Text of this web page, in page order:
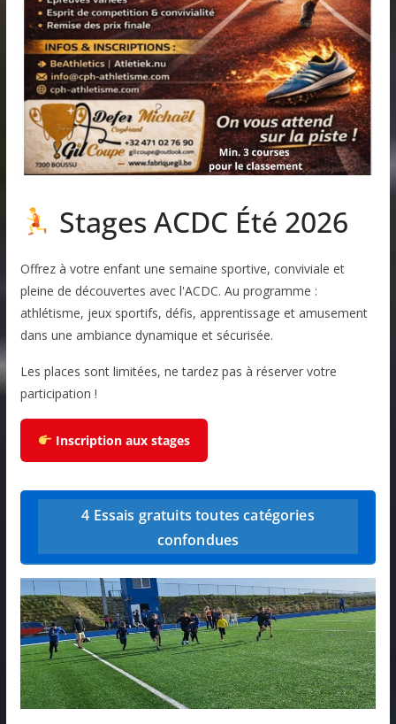
Stages ACDC Été 2026
Offrez à votre enfant une semaine sportive, conviviale et
pleine de découvertes avec l'ACDC. Au programme :
athlétisme, jeux sportifs, défis, apprentissage et amusement
dans une ambiance dynamique et sécurisée.
Les places sont limitées, ne tardez pas à réserver votre
participation !
Inscription aux stages
4 Essais gratuits toutes catégories
confondues